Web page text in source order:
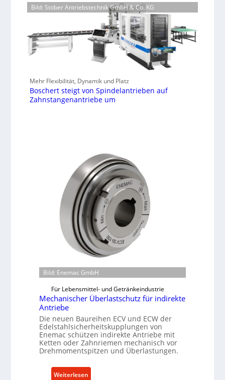
Bild: Stöber Antriebstechnik GmbH & Co. KG
Mehr Flexibilität, Dynamik und Platz
Boschert steigt von Spindelantrieben auf
Zahnstangenantriebe um
Bild: Enemac GmbH
Für Lebensmittel- und Getränkeindustrie
Mechanischer Überlastschutz für indirekte
Antriebe
Die neuen Baureihen ECV und ECW der
Edelstahlsicherheitskupplungen von
Enemac schützen indirekte Antriebe mit
Ketten oder Zahnriemen mechanisch vor
Drehmomentspitzen und Überlastungen.
Weiterlesen: